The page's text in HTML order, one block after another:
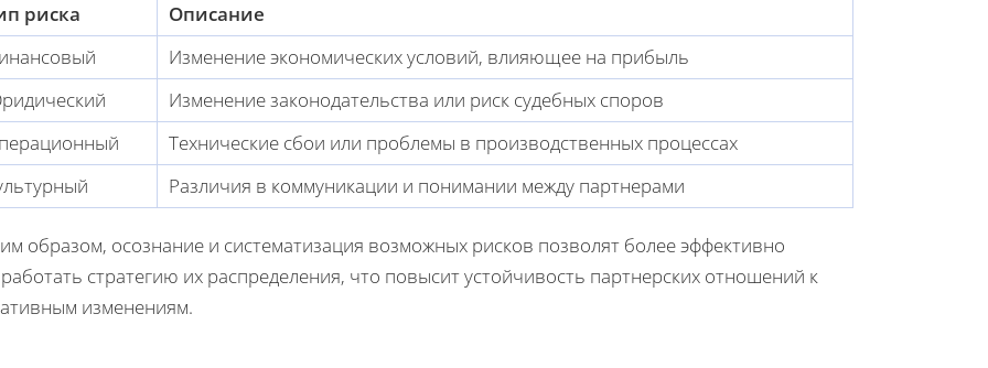
риска
Описание
Изменение экономических условий, влияющее на прибыль
Изменение законодательства или риск судебных споров
Технические сбои или проблемы в производственных процессах
Различия в коммуникации и понимании между партнерами
образом, осознание и систематизация возможных рисков позволят более эффективно
стратегию их распределения, что повысит устойчивость партнерских отношений к
изменениям.